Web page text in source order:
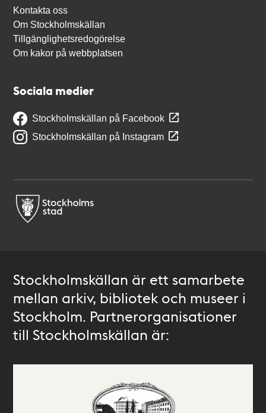
Kontakta oss
Om Stockholmskällan
Tillgänglighetsredogörelse
Om kakor på webbplatsen
Sociala medier
Stockholmskällan på Facebook
Stockholmskällan på Instagram
Stockholmskällan är ett samarbete
mellan arkiv, bibliotek och museer i
Stockholm. Partnerorganisationer
till Stockholmskällan är: